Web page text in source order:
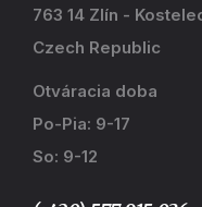
763 14 Zlín -
Czech Republic
Otváracia doba
Po-Pia: 9-17
So: 9-12